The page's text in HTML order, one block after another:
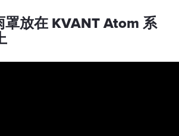
罩放在 KVANT Atom 系